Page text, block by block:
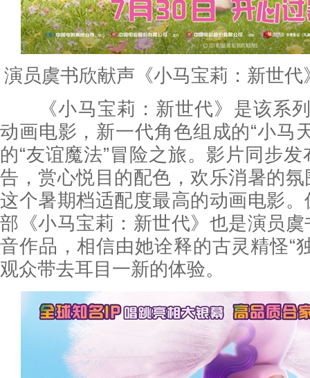
演员虞书欣献声《小马宝莉：新世
《小马宝莉：新世代》是该系列
动画电影，新一代角色组成的“小马
的“友谊魔法”冒险之旅。影片同步
告，赏心悦目的配色，欢乐消暑的
这个暑期档适配度最高的动画电影
部《小马宝莉：新世代》也是演员
音作品，相信由她诠释的古灵精怪“
观众带去耳目一新的体验。